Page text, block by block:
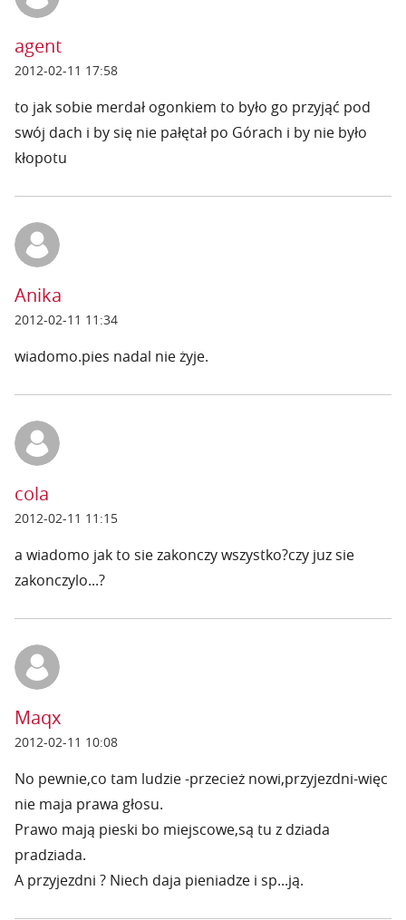
agent
2012-02-11 17:58
to jak sobie merdał ogonkiem to było go przyjąć pod
swój dach i by się nie pałętał po Górach i by nie było
kłopotu
Anika
2012-02-11 11:34
wiadomo.pies nadal nie żyje.
cola
2012-02-11 11:15
a wiadomo jak to sie zakonczy wszystko?czy juz sie
zakonczylo...?
Maqx
2012-02-11 10:08
No pewnie,co tam ludzie -przecież nowi,przyjezdni-więc
nie maja prawa głosu.
Prawo mają pieski bo miejscowe,są tu z dziada
pradziada.
A przyjezdni ? Niech daja pieniadze i sp...ją.